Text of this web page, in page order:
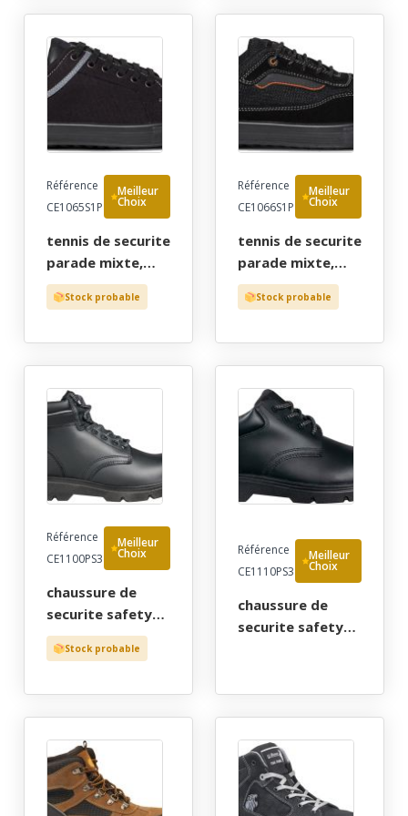
- 35/48
iso 20345 s1p src
- 36/48 "jaep"
Référence
CE1065S1P
Meilleur
Choix
tennis de securite
parade mixte,
pied sensible noir
canvas ultra-
iso 20345 s1p src
- 36/48 "jaep"
Stock probable
Référence
CE1066S1P
Meilleur
Choix
tennis de securite
parade mixte,
pied sensible noir
velours/mesh
iso 20345 s1p src
- 36/48 "jaep"
Stock probable
Référence
CE1100PS3
Meilleur
Choix
chaussure de
securite safety
jogger mixte,
tout terrain noir
20345 s3 src -
37/47
Stock probable
Référence
CE1110PS3
Meilleur
Choix
chaussure de
securite safety
bas cater, metal
free - ce en iso
20345 s3 src -
38/47